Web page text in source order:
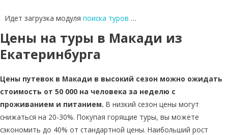
Идет загрузка модуля поиска туров …
Цены на туры в Макади из
Екатеринбурга
Цены путевок в Макади в высокий сезон можно ожидать
стоимость от 50 000 на человека за неделю с
проживанием и питанием. В низкий сезон цены могут
снижаться на 20-30%. Покупая горящие туры, вы можете
сэкономить до 40% от стандартной цены. Наибольший рост